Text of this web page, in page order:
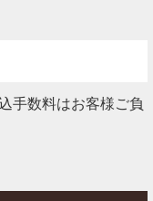
手数料はお客様ご負